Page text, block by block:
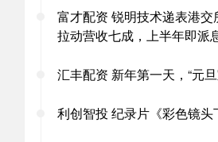
富才配资 锐明技术递表港交
拉动营收七成，上半年即派
汇丰配资 新年第一天，“元
利创智投 纪录片《彩色镜